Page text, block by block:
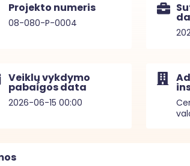
Projekto numeris
08-080-P-0004
Veiklų vykdymo
pabaigos data
2026-06-15 00:00